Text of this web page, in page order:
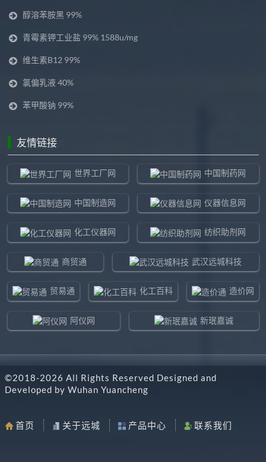
醇溶苯胺黑 99%
青霉素钾工业盐 99% 1588u/mg
维生素B12 99%
氯偏乳液 40%
苯甲酸钠 99%
友情链接
世界工厂网 中国制药网
中国制造网 仪器信息网
化工仪器网 纺织助剂网
商贸通 武汉远城科技
贸易通 化工百科 造价网
阿仪网 新珉嘉诚
东北制造网 药智通
©2018-2026 All Rights Reserved Designed and
Developed by Wuhan Yuancheng
首页 关于远城 产品中心 联系我们